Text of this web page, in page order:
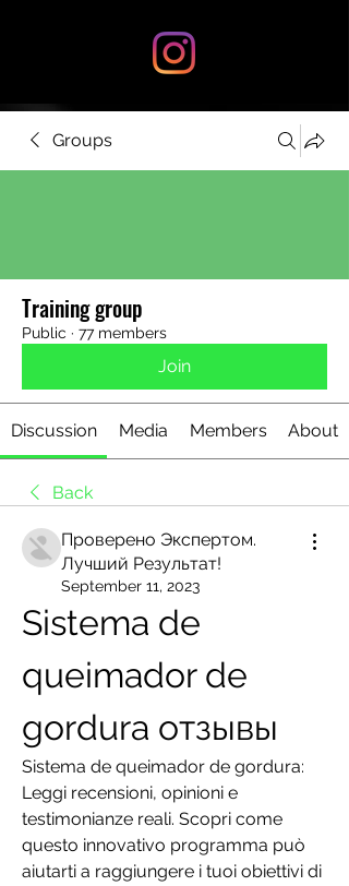
Groups
Training group
Public · 77 members
Join
Discussion Media Members About
Back
Проверено Экспертом.
Лучший Результат!
September 11, 2023
Sistema de
queimador de
gordura отзывы
Sistema de queimador de gordura:
Leggi recensioni, opinioni e
testimonianze reali. Scopri come
questo innovativo programma può
aiutarti a raggiungere i tuoi obiettivi di